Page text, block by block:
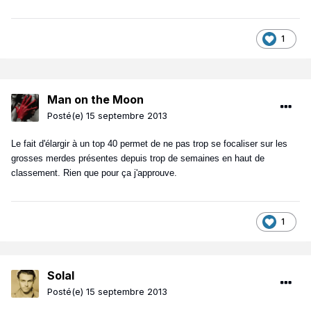
1
Man on the Moon
Posté(e) 15 septembre 2013
Le fait d'élargir à un top 40 permet de ne pas trop se focaliser sur les
grosses merdes présentes depuis trop de semaines en haut de
classement. Rien que pour ça j'approuve.
1
Solal
Posté(e) 15 septembre 2013